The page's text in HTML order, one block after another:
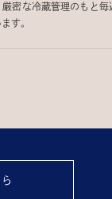
密な冷蔵管理のもと毎
す。